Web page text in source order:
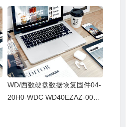
WD/西数硬盘数据恢复固件04-
20H0-WDC WD40EZAZ-00SF